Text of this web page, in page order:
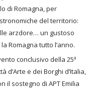
di Romagna, per
del territorio:
arzdore… un gustoso
Romagna tutto l’anno.
conclusivo della 25ª
d’Arte e dei Borghi d’Italia,
il sostegno di APT Emilia